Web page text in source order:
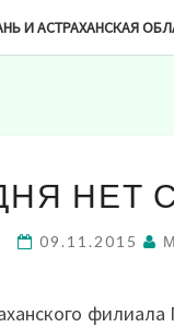
И АСТРАХАНСКАЯ
НЕТ
09.11.2015